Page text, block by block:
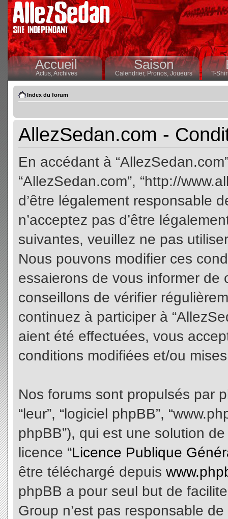
Accueil
Actus,Archives
Saison
Calendrier,Pronos, Joueurs T-
Index du forum
AllezSedan.com -
En accédant à
“AllezSedan.com”, “http://
d’être légalement responsable
n’acceptez pas d’être
suivantes, veuillez ne pas
Nous pouvons modifier ces
essaierons de vous informer
conseillons de vérifier
continuez à participer à
aient été effectuées, vous
conditions modifiées et/ou
Nos forums sont propulsés par
“leur”, “logiciel phpBB”,
phpBB”), qui est une solution
licence “Licence Publique
être téléchargé depuis
phpBB a pour seul but de
Group n’est pas responsable